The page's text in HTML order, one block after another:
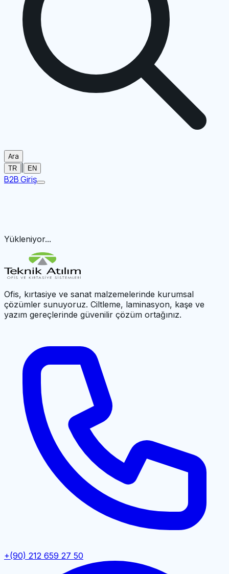
Ara
TR EN
B2B Giriş
Yükleniyor...
Ofis, kırtasiye ve sanat malzemelerinde kurumsal
çözümler sunuyoruz. Ciltleme, laminasyon, kaşe ve
yazım gereçlerinde güvenilir çözüm ortağınız.
+(90) 212 659 27 50